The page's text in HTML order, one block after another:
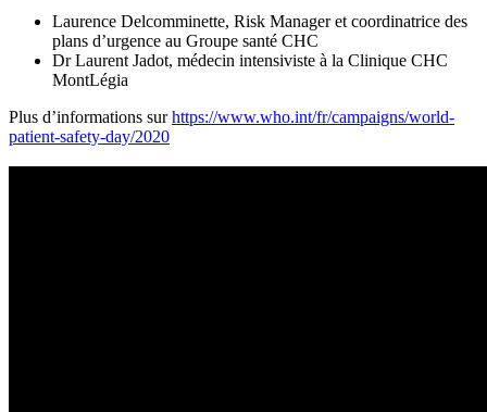
Laurence Delcomminette, Risk Manager et coordinatrice des
plans d’urgence au Groupe santé CHC
Dr Laurent Jadot, médecin intensiviste à la Clinique CHC
MontLégia
Plus d’informations surhttps://www.who.int/fr/campaigns/world-
patient-safety-day/2020